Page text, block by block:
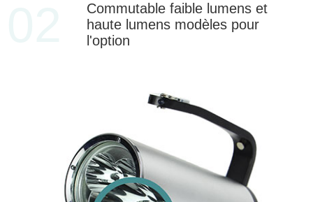
Commutable faible lumens et
haute lumens modèles pour
l'option